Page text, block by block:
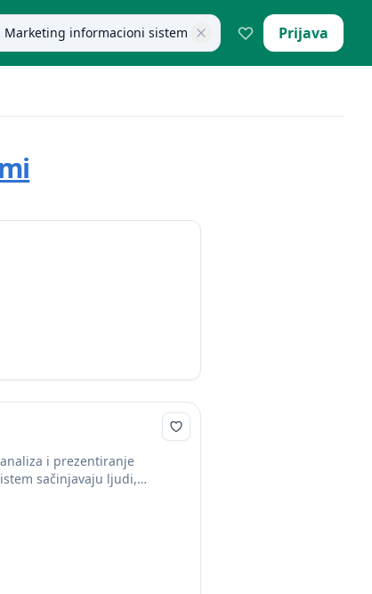
dokumente Prijava
i prezentiranje
sačinjavaju ljudi,